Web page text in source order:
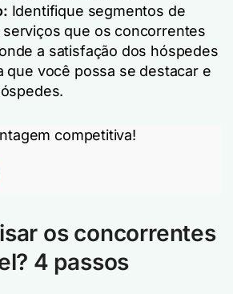
Identifique segmentos de
serviços que os concorrentes
a satisfação dos hóspedes
que você possa se destacar e
competitiva!
os concorrentes
4 passos